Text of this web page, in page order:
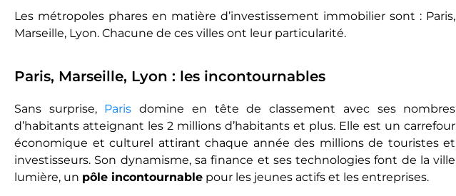
Les métropoles phares en matière d’investissement immobilier sont : Paris,
Marseille, Lyon. Chacune de ces villes ont leur particularité.
Paris, Marseille, Lyon : les incontournables
Sans surprise, Paris domine en tête de classement avec ses nombres
d’habitants atteignant les 2 millions d’habitants et plus. Elle est un carrefour
économique et culturel attirant chaque année des millions de touristes et
investisseurs. Son dynamisme, sa finance et ses technologies font de la ville
lumière, un pôle incontournable pour les jeunes actifs et les entreprises.